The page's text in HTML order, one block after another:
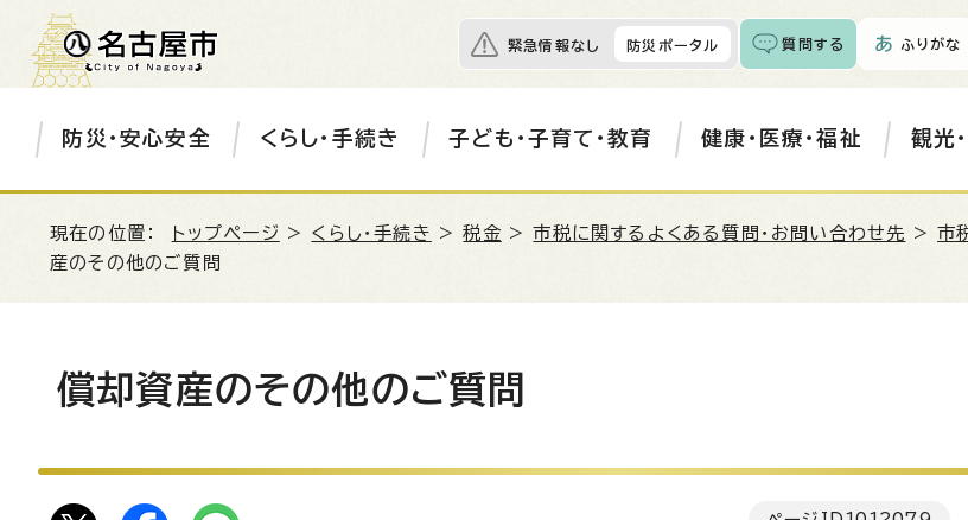
緊急情報なし 防災ポータル 質問する ふりがな
防災・安心安全 くらし・手続き 子ども・子育て・教育 健康・医療・福祉 観光
現在の位置： トップページ > くらし・手続き >税金 >市税に関するよくある質問・お問い合わせ先 >市
産のその他のご質問
償却資産のその他のご質問